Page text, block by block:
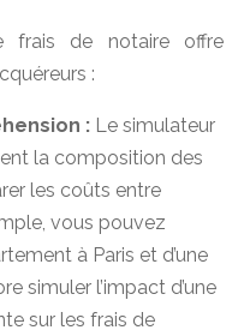
frais de notaire offre
:
: Le simulateur
la composition des
les coûts entre
vous pouvez
à Paris et d’une
simuler l’impact d’une
sur les frais de